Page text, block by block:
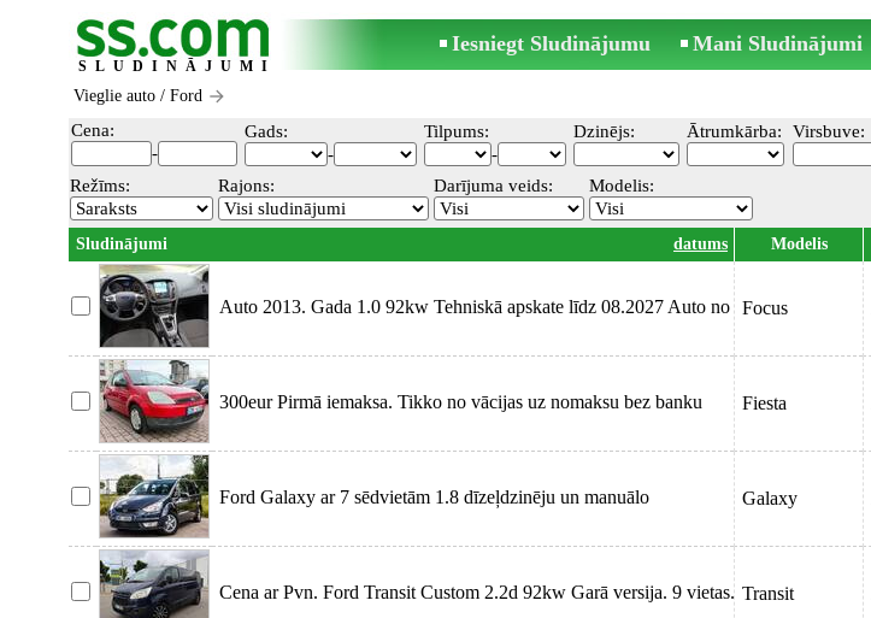
SLUDINĀJUMI
Iesniegt Sludinājumu Mani Sludinājumi
Vieglie auto / Ford
Cena:
-
Gads:
-
Tilpums:
-
Dzinējs: Ātrumkārba: Virsbuve:
Režīms: Rajons: Darījuma veids: Modelis:
Sludinājumi datums Modelis
Auto 2013. Gada 1.0 92kw Tehniskā apskate līdz 08.2027 Auto no Focus
300eur Pirmā iemaksa. Tikko no vācijas uz nomaksu bez banku
Fiesta
Ford Galaxy ar 7 sēdvietām 1.8 dīzeļdzinēju un manuālo
Galaxy
Cena ar Pvn. Ford Transit Custom 2.2d 92kw Garā versija. 9 vietas. Transit